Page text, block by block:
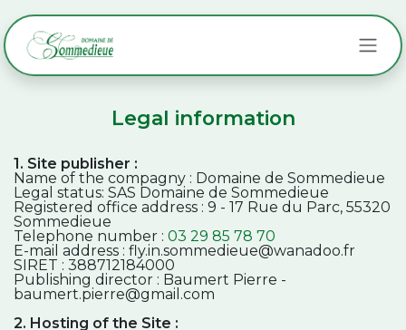
Legal information
1. Site publisher :
Name of the compagny : Domaine de Sommedieue
Legal status: SAS Domaine de Sommedieue
Registered office address : 9 - 17 Rue du Parc, 55320
Sommedieue
Telephone number : 03 29 85 78 70
E-mail address : fly.in.sommedieue@wanadoo.fr
SIRET : 388712184000
Publishing director : Baumert Pierre -
baumert.pierre@gmail.com
2. Hosting of the Site :